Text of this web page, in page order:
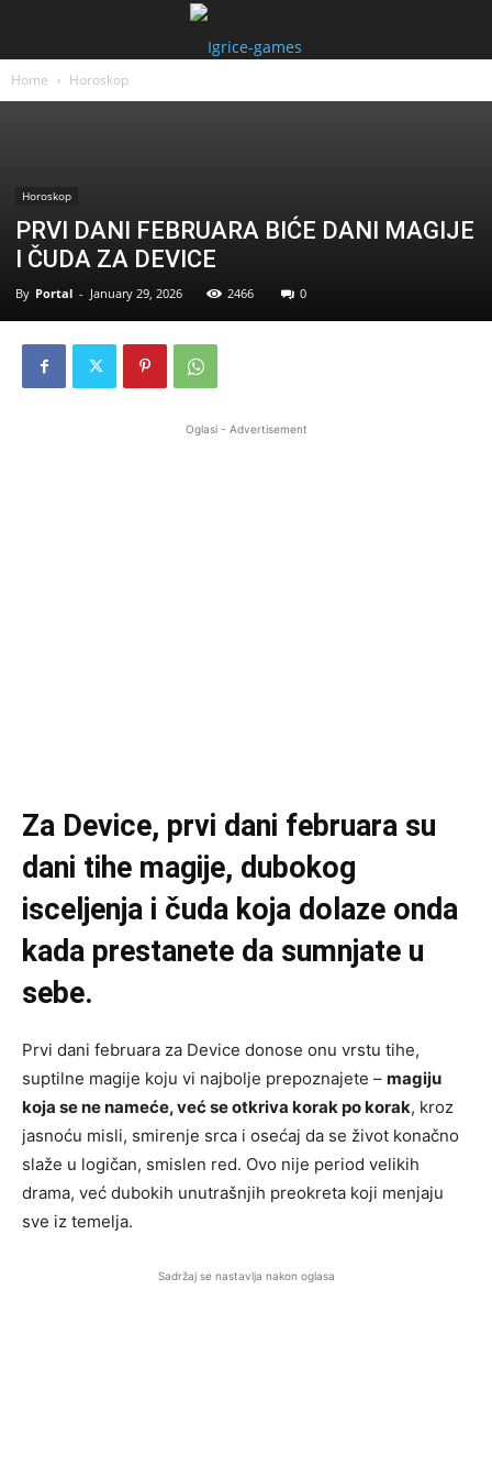
Home Horoskop
Horoskop
PRVI DANI FEBRUARA BIĆE DANI MAGIJE
I ČUDA ZA DEVICE
By Portal - January 29, 2026 2466 0
Oglasi - Advertisement
Za Device, prvi dani februara su
dani tihe magije, dubokog
isceljenja i čuda koja dolaze onda
kada prestanete da sumnjate u
sebe.
Prvi dani februara za Device donose onu vrstu tihe,
suptilne magije koju vi najbolje prepoznajete – magiju
koja se ne nameće, već se otkriva korak po korak, kroz
jasnoću misli, smirenje srca i osećaj da se život konačno
slaže u logičan, smislen red. Ovo nije period velikih
drama, već dubokih unutrašnjih preokreta koji menjaju
sve iz temelja.
Sadržaj se nastavlja nakon oglasa